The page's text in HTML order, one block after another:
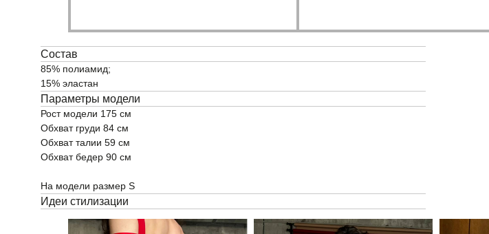
Состав
85% полиамид;
15% эластан
Параметры модели
Рост модели 175 см
Обхват груди 84 см
Обхват талии 59 см
Обхват бедер 90 см
На модели размер S
Идеи стилизации